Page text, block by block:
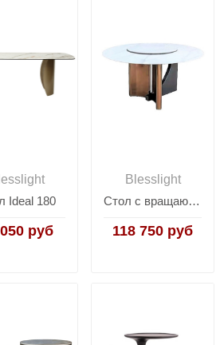
Ideal 180
руб
Blesslight
Стол с вращающейся столешницей Kadis
118 750 руб